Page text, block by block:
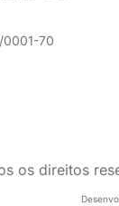
70
os direitos